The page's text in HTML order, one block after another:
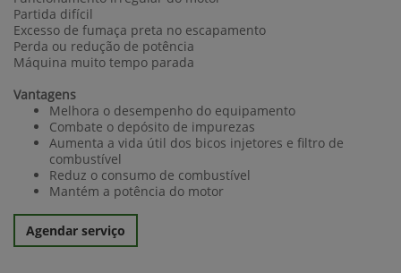
Partida difícil
Excesso de fumaça preta no escapamento
Perda ou redução de potência
Máquina muito tempo parada
Vantagens
Melhora o desempenho do equipamento
Combate o depósito de impurezas
Aumenta a vida útil dos bicos injetores e filtro de
combustível
Reduz o consumo de combustível
Mantém a potência do motor
Agendar serviço